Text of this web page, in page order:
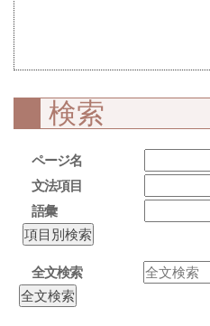
検索
ページ名
文法項目
語彙
全文検索